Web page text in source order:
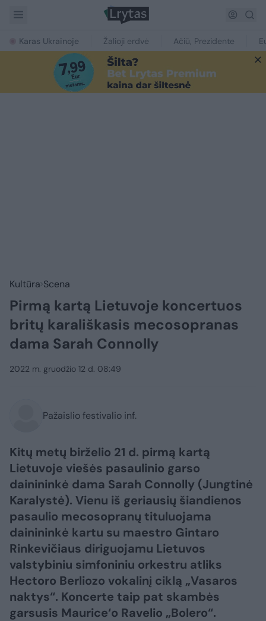
Karas Ukrainoje Žalioji erdvė Ačiū, Prezidente
Kultūra Scena
Pirmą kartą Lietuvoje koncertuos
britų karališkasis mecosopranas
dama Sarah Connolly
2022 m. gruodžio 12 d. 08:49
Pažaislio festivalio inf.
Kitų metų birželio 21 d. pirmą kartą
Lietuvoje viešės pasaulinio garso
dainininkė dama Sarah Connolly (Jungtinė
Karalystė). Vienu iš geriausių šiandienos
pasaulio mecosopranų tituluojama
dainininkė kartu su maestro Gintaro
Rinkevičiaus diriguojamu Lietuvos
valstybiniu simfoniniu orkestru atliks
Hectoro Berliozo vokalinį ciklą „Vasaros
naktys“. Koncerte taip pat skambės
garsusis Maurice‘o Ravelio „Bolero“.